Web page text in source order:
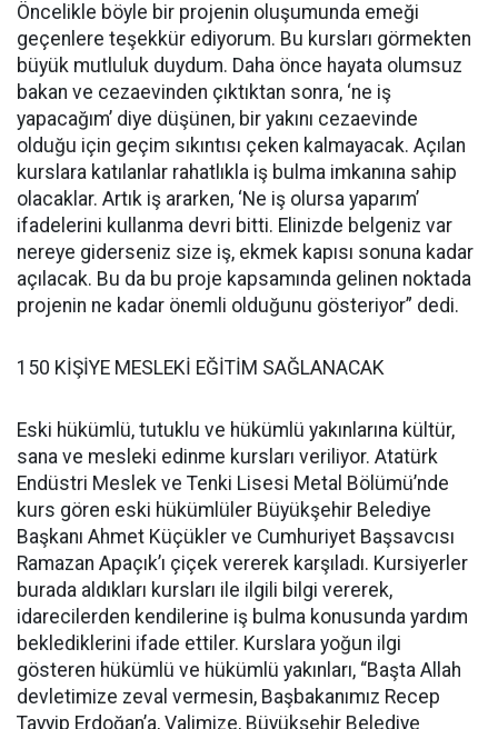
Öncelikle böyle bir projenin oluşumunda emeği
geçenlere teşekkür ediyorum. Bu kursları görmekten
büyük mutluluk duydum. Daha önce hayata olumsuz
bakan ve cezaevinden çıktıktan sonra, ‘ne iş
yapacağım’ diye düşünen, bir yakını cezaevinde
olduğu için geçim sıkıntısı çeken kalmayacak. Açılan
kurslara katılanlar rahatlıkla iş bulma imkanına sahip
olacaklar. Artık iş ararken, ‘Ne iş olursa yaparım’
ifadelerini kullanma devri bitti. Elinizde belgeniz var
nereye giderseniz size iş, ekmek kapısı sonuna kadar
açılacak. Bu da bu proje kapsamında gelinen noktada
projenin ne kadar önemli olduğunu gösteriyor” dedi.
150 KİŞİYE MESLEKİ EĞİTİM SAĞLANACAK
Eski hükümlü, tutuklu ve hükümlü yakınlarına kültür,
sana ve mesleki edinme kursları veriliyor. Atatürk
Endüstri Meslek ve Tenki Lisesi Metal Bölümü’nde
kurs gören eski hükümlüler Büyükşehir Belediye
Başkanı Ahmet Küçükler ve Cumhuriyet Başsavcısı
Ramazan Apaçık’ı çiçek vererek karşıladı. Kursiyerler
burada aldıkları kursları ile ilgili bilgi vererek,
idarecilerden kendilerine iş bulma konusunda yardım
beklediklerini ifade ettiler. Kurslara yoğun ilgi
gösteren hükümlü ve hükümlü yakınları, “Başta Allah
devletimize zeval vermesin, Başbakanımız Recep
Tayyip Erdoğan’a, Valimize, Büyükşehir Belediye